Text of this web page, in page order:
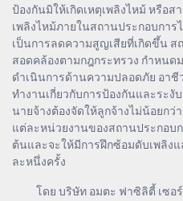
ป้องกันมิให้เกิดเหตุเพลิงไหม้ หรือส
เพลิงไหม้ภายในสถานประกอบการ
เป็นการลดความสูญเสียที่เกิดขึ้น ส
สอดคล้องตามกฎกระทรวง กำหนด
ดำเนินการด้านความปลอดภัย อา
ทำงานเกี่ยวกับการป้องกันและระงั
นายจ้างต้องจัดให้ลูกจ้างไม่น้อยก
แต่ละหน่วยงานของสถานประกอบ
ต้นและจะให้มีการฝึกซ้อมดับเพลิง
ละหนึ่งครั้ง
โดย บริษัท อมตะ ฟาซิลิตี้ เซอร์